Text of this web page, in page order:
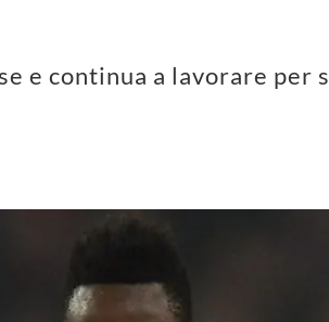
e continua a lavorare